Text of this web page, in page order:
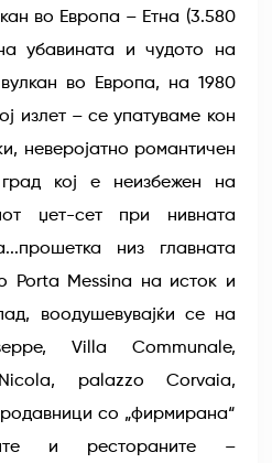
во Европа – Етна (3.580
на убавината и чудото на
вулкан во Европа, на 1980
излет – се упатуваме кон
неверојатно романтичен
кој е неизбежен на
џет-сет при нивната
низ главната
Porta Messina на исток и
воодушевувајќи се на
Villa Communale,
palazzo Corvaia,
со „фирмирана“
и рестораните –